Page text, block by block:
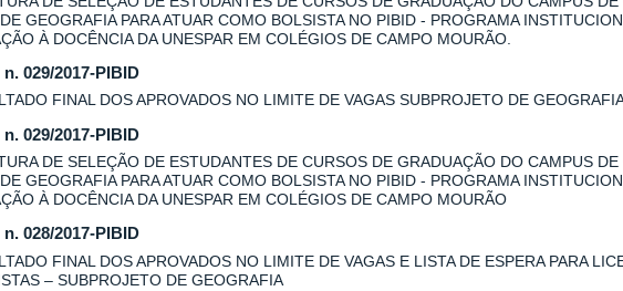
GEOGRAFIA PARA ATUAR COMO BOLSISTA NO PIBID - PROGRAMA
À DOCÊNCIA DA UNESPAR EM COLÉGIOS DE CAMPO MOURÃO.
n. 029/2017-PIBID
FINAL DOS APROVADOS NO LIMITE DE VAGAS SUBPROJETO DE
n. 029/2017-PIBID
DE SELEÇÃO DE ESTUDANTES DE CURSOS DE GRADUAÇÃO DO CAMPUS
GEOGRAFIA PARA ATUAR COMO BOLSISTA NO PIBID - PROGRAMA
À DOCÊNCIA DA UNESPAR EM COLÉGIOS DE CAMPO MOURÃO
n. 028/2017-PIBID
FINAL DOS APROVADOS NO LIMITE DE VAGAS E LISTA DE ESPERA PARA
– SUBPROJETO DE GEOGRAFIA